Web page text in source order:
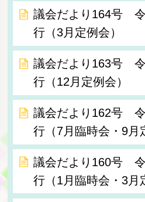
議会だより164号
行（3月定例会）
議会だより163号
行（12月定例会）
議会だより162号
行（7月臨時会・9月
議会だより160号
行（1月臨時会・3月